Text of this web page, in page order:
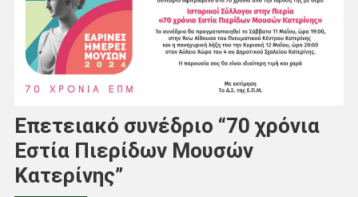
Επετειακό συνέδριο “70 χρόνια
Εστία Πιερίδων Μουσών
Κατερίνης”